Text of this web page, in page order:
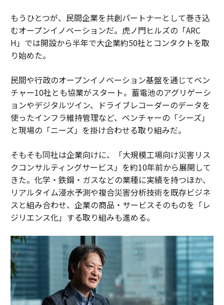
もうひとつが、民間企業を共創パートナーとして巻き込
むオープンイノベーションだ。虎ノ門ヒルズの「ARC
H」では開設から半年で大企業約50社とコンタクトを取
り始めた。
民間や行政のオープンイノベーション基盤を通じてベン
チャー10社とも協業がスタート。蓄電池のアグリゲーシ
ョンやデジタルツイン、ドライブレコーダーのデータを
使ったインフラ維持管理など、ベンチャーの「シーズ」
と現場の「ニーズ」を掛け合わせる取り組みだ。
そもそも同社は企業向けに、「大規模工場向け災害リス
クコンサルティングサービス」を約10年前から展開して
きた。化学・鉄鋼・ガスなどの業種に実績を持つほか、
リアルタイム浸水予測や複合災害分析技術を既存ビジネ
スと組み合わせ、企業の商品・サービスそのものを「レ
ジリエンス化」する取り組みも進める。